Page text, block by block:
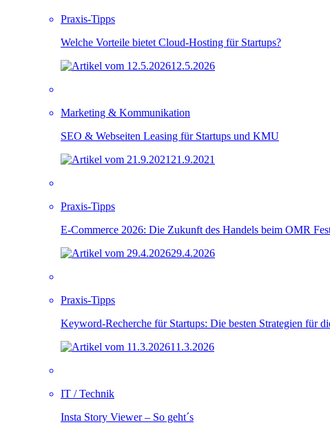
Praxis-Tipps
Welche Vorteile bietet Cloud-Hosting für Startups?
12.5.2026
Marketing & Kommunikation
SEO & Webseiten Leasing für Startups und KMU
21.9.2021
Praxis-Tipps
E-Commerce 2026: Die Zukunft des Handels beim OMR
29.4.2026
Praxis-Tipps
Keyword-Recherche für Startups: Die besten Strategien für
11.3.2026
IT / Technik
Insta Story Viewer – So geht´s